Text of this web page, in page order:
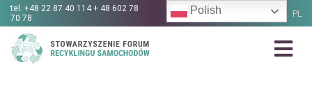
tel. +48 22 87 40 114 + 48 602 78
70 78
PL
Polish